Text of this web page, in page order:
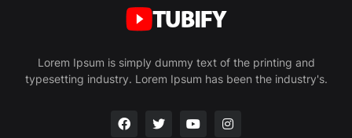
Lorem Ipsum is simply dummy text of the printing and
typesetting industry. Lorem Ipsum has been the industry's.